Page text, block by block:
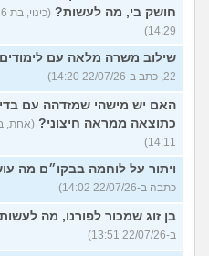
חושק בי, מה לעשות?
14:29)
שילוב משרה מלאה עם לימודים
22, כתב ב-22/07/26 14:20)
האם יש מישהי שמזדהה עם
כתוצאה ממראה חיצוני?
14:11)
ויתור על לוחמה בבקו״ם מה
כתבה ב-22/07/26 14:02)
בן זוג שמכור לפורנו, מה
ב-22/07/26 13:51)